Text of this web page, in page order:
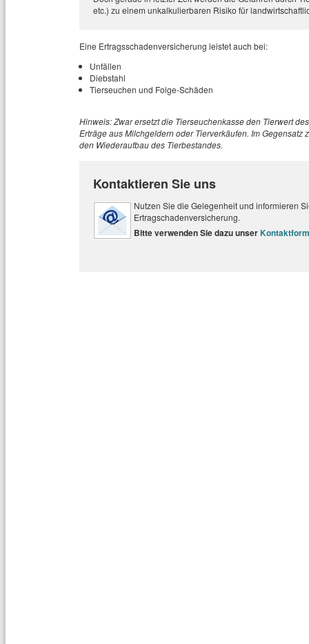
etc.) zu einem unkalkulierbaren Risiko für
Eine Ertragsschadenversicherung leistet auch bei:
Unfällen
Diebstahl
Tierseuchen und Folge-Schäden
Hinweis: Zwar ersetzt die Tierseuchenkasse den Tierwert
Erträge aus Milchgeldern oder Tierverkäufen. Im
den Wiederaufbau des Tierbestandes.
Kontaktieren Sie uns
Nutzen Sie die Gelegenheit und informieren
Ertragschadenversicherung.
Bitte verwenden Sie dazu unser